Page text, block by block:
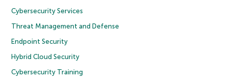
Cybersecurity Services
Threat Management and Defense
Endpoint Security
Hybrid Cloud Security
Cybersecurity Training